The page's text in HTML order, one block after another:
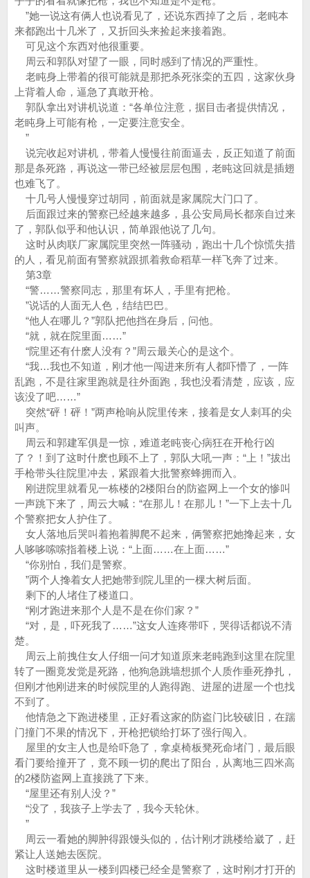
”她一说这有俩人也说看见了，还说东西掉了之后，老盹本
来都跑出十几米了，又折回头来捡起来接着跑。
可见这个东西对他很重要。
周云和郭队对望了一眼，同时感到了情况的严重性。
老盹身上带着的很可能就是那把杀死张栾的五四，这家伙身
上背着人命，逼急了真敢开枪。
郭队拿出对讲机说道：“各单位注意，据目击者提供情况，
老盹身上可能有枪，一定要注意安全。
”
说完收起对讲机，带着人慢慢往前面逼去，反正知道了前面
那是条死路，再说这一带已经被层层包围，老盹这回就是插翅
也难飞了。
十几号人慢慢穿过胡同，前面就是家属院大门口了。
后面跟过来的警察已经越来越多，县公安局局长都亲自过来
了，郭队似乎和他认识，简单跟他说了几句。
这时从肉联厂家属院里突然一阵骚动，跑出十几个惊慌失措
的人，看见前面有警察就跟抓着救命稻草一样飞奔了过来。
第3章
“警……警察同志，那里有坏人，手里有把枪。
”说话的人面无人色，结结巴巴。
“他人在哪儿？”郭队把他挡在身后，问他。
“就，就在院里面……”
“院里还有什麽人没有？”周云最关心的是这个。
“我…我也不知道，刚才他一闯进来所有人都吓懵了，一阵
乱跑，不是往家里跑就是往外面跑，我也没看清楚，应该，应
该没了吧……”
突然“砰！砰！”两声枪响从院里传来，接着是女人刺耳的尖
叫声。
周云和郭建军俱是一惊，难道老盹丧心病狂在开枪行凶
了？！到了这时什麽也顾不上了，郭队大吼一声：“上！”拔出
手枪带头往院里冲去，紧跟着大批警察蜂拥而入。
刚进院里就看见一栋楼的2楼阳台的防盗网上一个女的惨叫
一声跳下来了，周云大喊：“在那儿！在那儿！”一下上去十几
个警察把女人护住了。
女人落地后哭叫着抱着脚爬不起来，俩警察把她搀起来，女
人哆哆嗦嗦指着楼上说：“上面……在上面……”
“你别怕，我们是警察。
”两个人搀着女人把她带到院儿里的一棵大树后面。
剩下的人堵住了楼道口。
“刚才跑进来那个人是不是在你们家？”
“对，是，吓死我了……”这女人连疼带吓，哭得话都说不清
楚。
周云上前拽住女人仔细一问才知道原来老盹跑到这里在院里
转了一圈竟发觉是死路，他狗急跳墙想抓个人质作垂死挣扎，
但刚才他刚进来的时候院里的人跑得跑、进屋的进屋一个也找
不到了。
他情急之下跑进楼里，正好看这家的防盗门比较破旧，在踹
门撞门不果的情况下，开枪把锁给打坏了强行闯入。
屋里的女主人也是给吓急了，拿桌椅板凳死命堵门，最后眼
看门要给撞开了，竟不顾一切的爬出了阳台，从离地三四米高
的2楼防盗网上直接跳了下来。
“屋里还有别人没？”
“没了，我孩子上学去了，我今天轮休。
”
周云一看她的脚肿得跟馒头似的，估计刚才跳楼给崴了，赶
紧让人送她去医院。
这时楼道里从一楼到四楼已经全是警察了，这时刚才打开的